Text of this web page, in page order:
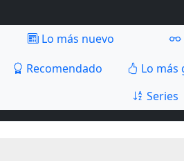
Lo más nuevo
Recomendado
Lo más
Series